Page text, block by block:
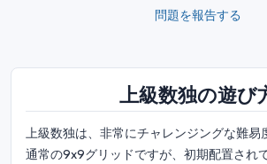
問題を報告する
上級数独の遊び
上級数独は、非常にチャレンジングな難易
通常の9x9グリッドですが、初期配置され